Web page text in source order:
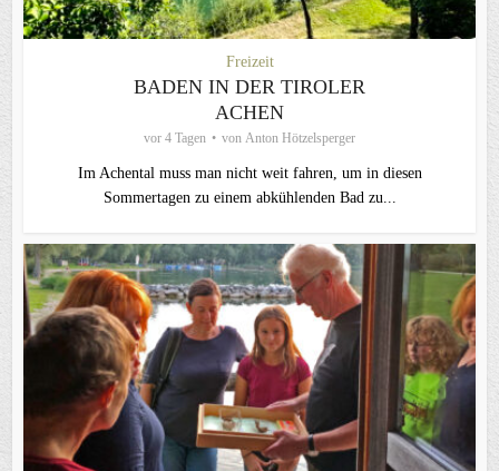
Freizeit
BADEN IN DER TIROLER
ACHEN
vor 4 Tagen von Anton Hötzelsperger
Im Achental muss man nicht weit fahren, um in diesen
Sommertagen zu einem abkühlenden Bad zu...